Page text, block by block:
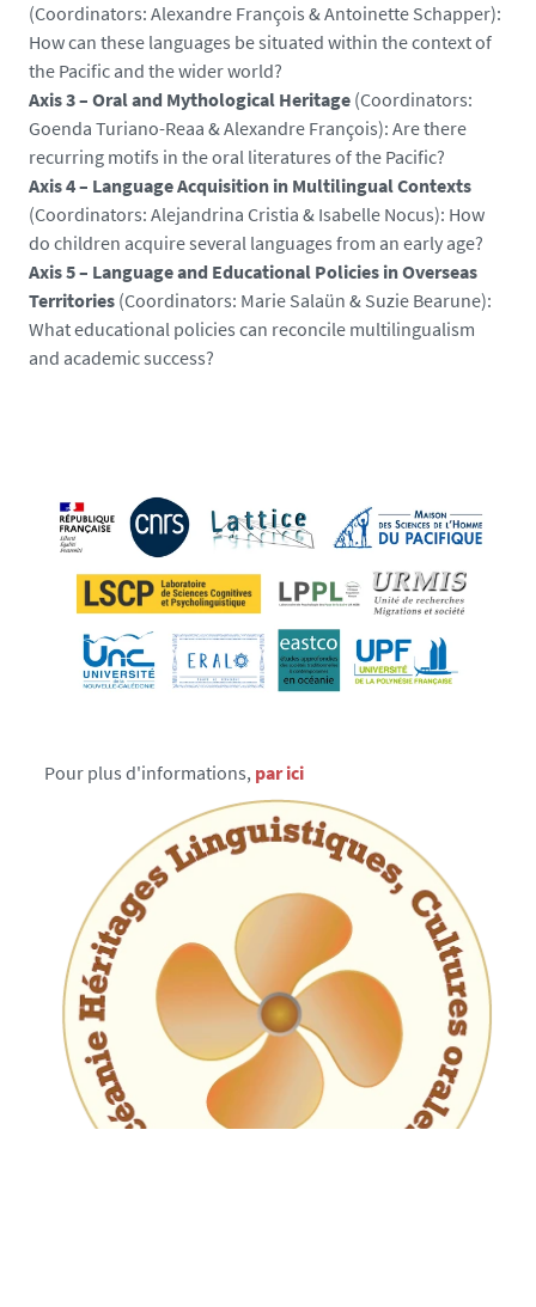
(Coordinators: Alexandre François & Antoinette Schapper):
How can these languages be situated within the context of
the Pacific and the wider world?
Axis 3 – Oral and Mythological Heritage (Coordinators:
Goenda Turiano-Reaa & Alexandre François): Are there
recurring motifs in the oral literatures of the Pacific?
Axis 4 – Language Acquisition in Multilingual Contexts
(Coordinators: Alejandrina Cristia & Isabelle Nocus): How
do children acquire several languages from an early age?
Axis 5 – Language and Educational Policies in Overseas
Territories (Coordinators: Marie Salaün & Suzie Bearune):
What educational policies can reconcile multilingualism
and academic success?
Pour plus d'informations, par ici